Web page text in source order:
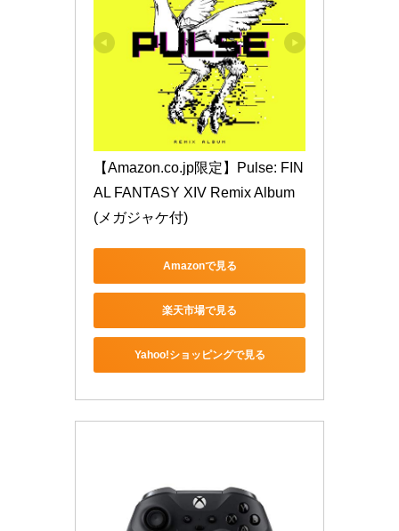
【Amazon.co.jp限定】Pulse: FIN
AL FANTASY XIV Remix Album
(メガジャケ付)
Amazonで見る
楽天市場で見る
Yahoo!ショッピングで見る